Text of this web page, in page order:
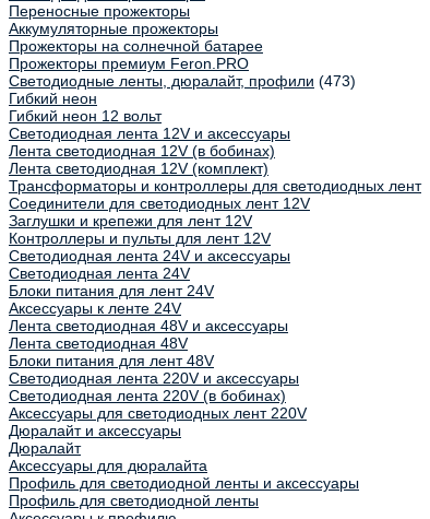
Переносные прожекторы
Аккумуляторные прожекторы
Прожекторы на солнечной батарее
Прожекторы премиум Feron.PRO
Светодиодные ленты, дюралайт, профили (473)
Гибкий неон
Гибкий неон 12 вольт
Светодиодная лента 12V и аксессуары
Лента светодиодная 12V (в бобинах)
Лента светодиодная 12V (комплект)
Трансформаторы и контроллеры для светодиодных лент
Соединители для светодиодных лент 12V
Заглушки и крепежи для лент 12V
Контроллеры и пульты для лент 12V
Светодиодная лента 24V и аксессуары
Светодиодная лента 24V
Блоки питания для лент 24V
Аксессуары к ленте 24V
Лента светодиодная 48V и аксессуары
Лента светодиодная 48V
Блоки питания для лент 48V
Светодиодная лента 220V и аксессуары
Светодиодная лента 220V (в бобинах)
Аксессуары для светодиодных лент 220V
Дюралайт и аксессуары
Дюралайт
Аксессуары для дюралайта
Профиль для светодиодной ленты и аксессуары
Профиль для светодиодной ленты